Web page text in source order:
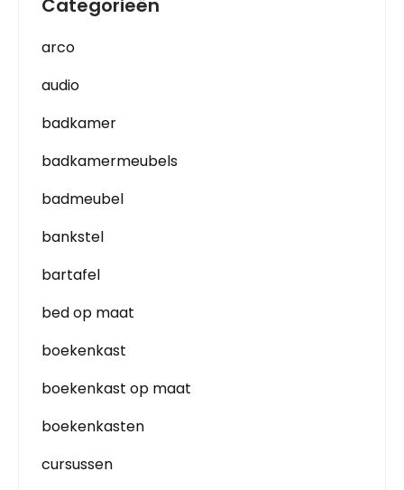
Categorieën
arco
audio
badkamer
badkamermeubels
badmeubel
bankstel
bartafel
bed op maat
boekenkast
boekenkast op maat
boekenkasten
cursussen